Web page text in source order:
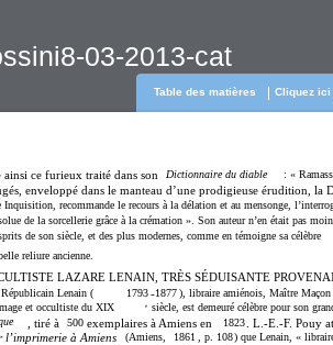
03-2013-cat
Cliquez
Table des matières
ce furieux traité dans son Dictionnaire du diable : «
enveloppé dans le manteau d’une prodigieuse érudition, la
recommande le recours à la délation et au mensonge,
de la sorcellerie grâce à la crémation ». Son auteur n’en était pas
de son siècle, et des plus modernes, comme en témoigne sa célèbre
reliure ancienne.
LAZARE LENAIN, TRÈS SÉDUISANTE
Lenain ( 1793-1877), libraire amiénois, Maître Maçon
et occultiste du XIX
e siècle, est demeuré célèbre pour son
, tiré à 500 exemplaires à Amiens en 1823
. L.-E.-F. Pouy
l’imprimerie à Amiens
(Amiens, 1861 , p. 108) que Lenain, «